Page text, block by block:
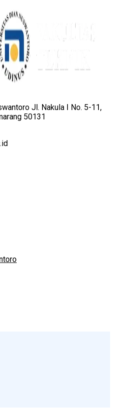
Jl. Nakula I No. 5-11,
50131